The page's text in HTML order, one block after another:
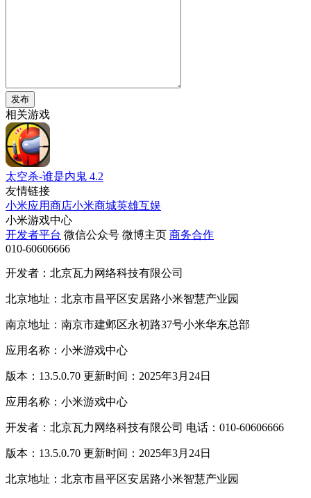
发布
相关游戏
太空杀-谁是内鬼 4.2
友情链接
小米应用商店小米商城英雄互娱
小米游戏中心
开发者平台 微信公众号 微博主页 商务合作
010-60606666
开发者：北京瓦力网络科技有限公司
北京地址：北京市昌平区安居路小米智慧产业园
南京地址：南京市建邺区永初路37号小米华东总部
应用名称：小米游戏中心
版本：13.5.0.70 更新时间：2025年3月24日
应用名称：小米游戏中心
开发者：北京瓦力网络科技有限公司 电话：010-60606666
版本：13.5.0.70 更新时间：2025年3月24日
北京地址：北京市昌平区安居路小米智慧产业园